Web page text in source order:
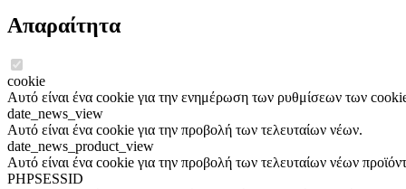
Απαραίτητα
cookie
Αυτό είναι ένα cookie για την ενημέρωση των ρυθμίσεων των
date_news_view
Αυτό είναι ένα cookie για την προβολή των τελευταίων νέων.
date_news_product_view
Αυτό είναι ένα cookie για την προβολή των τελευταίων νέων
PHPSESSID